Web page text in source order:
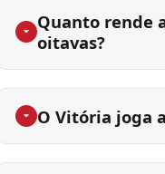
Quanto rende
oitavas?
O Vitória joga